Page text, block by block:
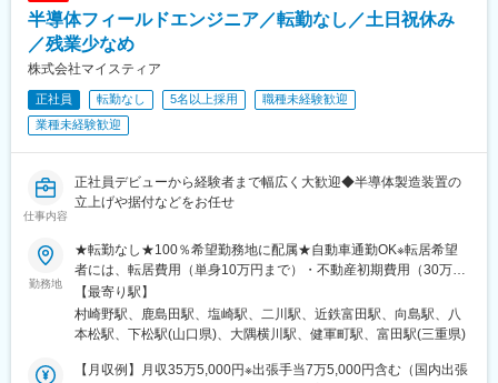
半導体フィールドエンジニア／転勤なし／土日祝休み
／残業少なめ
株式会社マイスティア
正社員 転勤なし 5名以上採用
職種未経験歓迎
業種未経験歓迎
仕事内容
正社員デビューから経験者まで幅広く大歓迎◆半導体製造装置の
立上げや据付などをお任せ
勤務地
★転勤なし★100％希望勤務地に配属★自動車通勤OK※転居希望
者には、転居費用（単身10万円まで）・不動産初期費用（30万円
まで）・移動費用全額補助◆岩手県◆神奈川県◆山梨県◆愛知県
◆三重県◆京都府◆広島県◆山口県◆鹿児島県◆熊本県【研修に
ついて】未経験の方は、熊本県合志市にて一定期間の研修を実
す。【出張について】配属先により、出張が発生する場合があり
【最寄り駅】
村崎野駅、鹿島田駅、塩崎駅、二川駅、近鉄富田駅、向島駅、八
本松駅、下松駅(山口県)、大隅横川駅、健軍町駅、富田駅(三重県)
【月収例】月収35万5,000円※出張手当7万5,000円含む（国内出張